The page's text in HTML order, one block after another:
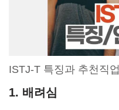
ISTJ-T 특징과 추천직업
1. 배려심